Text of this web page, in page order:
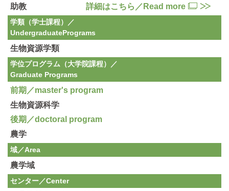
助教 詳細はこちら／Read more
学類（学士課程）／
UndergraduatePrograms
生物資源学類
学位プログラム（大学院課程）／
Graduate Programs
前期／master's program
生物資源科学
後期／doctoral program
農学
域／Area
農学域
センター／Center